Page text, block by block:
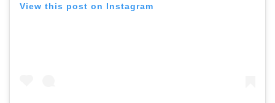
View this post on Instagram